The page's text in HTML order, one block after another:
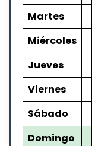
Martes
Miércoles
Jueves
Viernes
Sábado
Domingo